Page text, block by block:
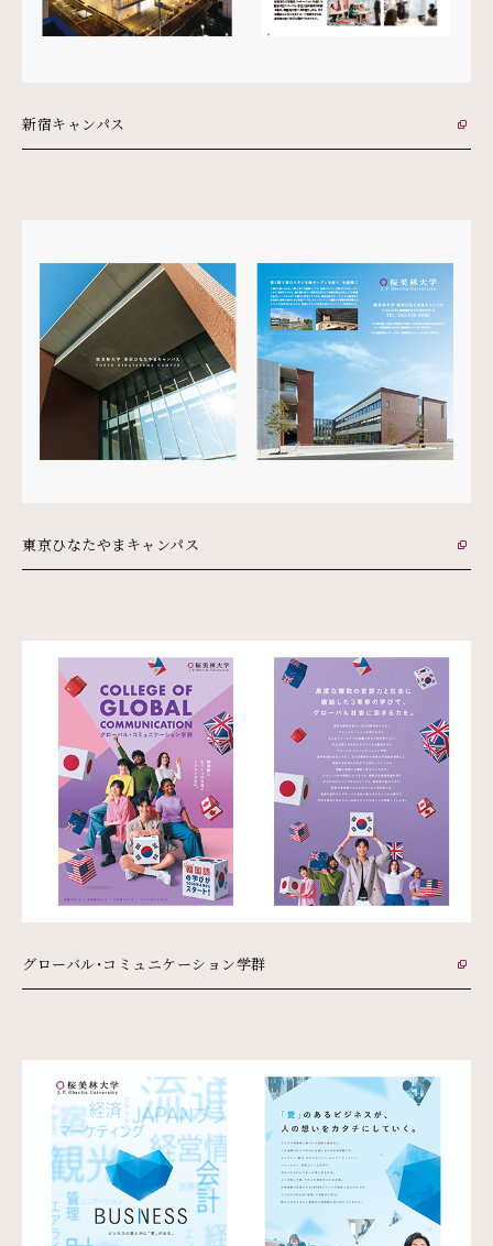
新宿キャンパス
外部リンク
東京ひなたやまキャンパス
外部リンク
グローバル・コミュニケーション学群
外部リンク